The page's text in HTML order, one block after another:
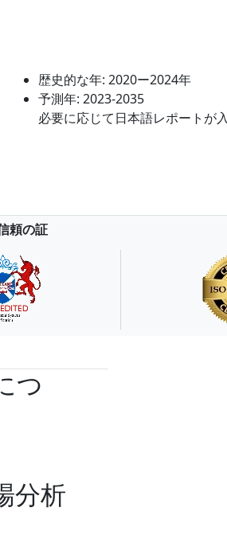
歴史的な年: 2020ー2024年
予測年: 2023-2035
必要に応じて日本語レポートが
頼の証
つ
分析